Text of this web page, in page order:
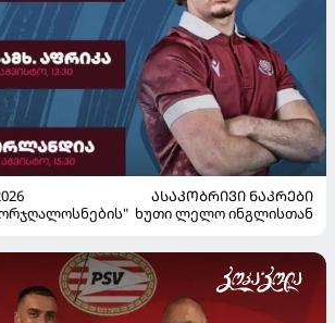
ᲐᲡᲐᲙᲝᲑᲠᲘᲕᲘ ᲜᲐᲙᲠᲔᲑᲘ
ხუთი ლელო ინგლისთან